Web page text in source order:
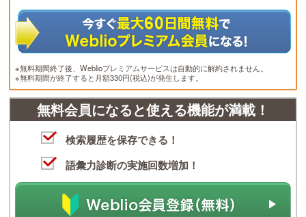
※無料期間終了後、Weblioプレミアムサービスは自動的に解約されません。
※無料期間が終了すると月額330円(税込)が発生します。
無料会員になると使える機能が満載！
検索履歴を保存できる！
語彙力診断の実施回数増加！